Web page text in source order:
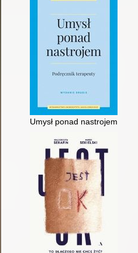
Umysł ponad nastrojem :